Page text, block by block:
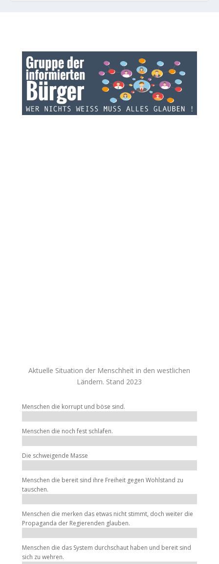
Aktuelle Situation der Menschheit in den westlichen
Ländern. Stand 2023
Menschen die korrupt und böse sind.
Menschen die noch fest schlafen.
Die schweigende Masse
Menschen die bereit sind ihre Freiheit gegen Wohlstand zu
tauschen.
Menschen die merken das etwas nicht stimmt, doch weiter die
Propaganda der Regierenden glauben.
Menschen die das System durchschaut haben und bereit sind
sich zu wehren.